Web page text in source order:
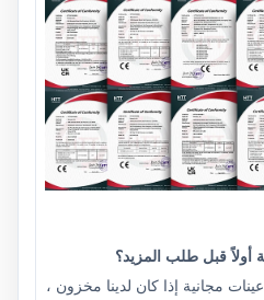
ج: بالتأكيد ، تقدم Goochain عينات مجانية إذا كان لدينا مخزون ،